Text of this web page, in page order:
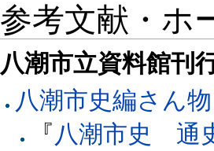
参考文献・ホ
八潮市立資料館刊
八潮市史編さん物
『 八潮市史 通